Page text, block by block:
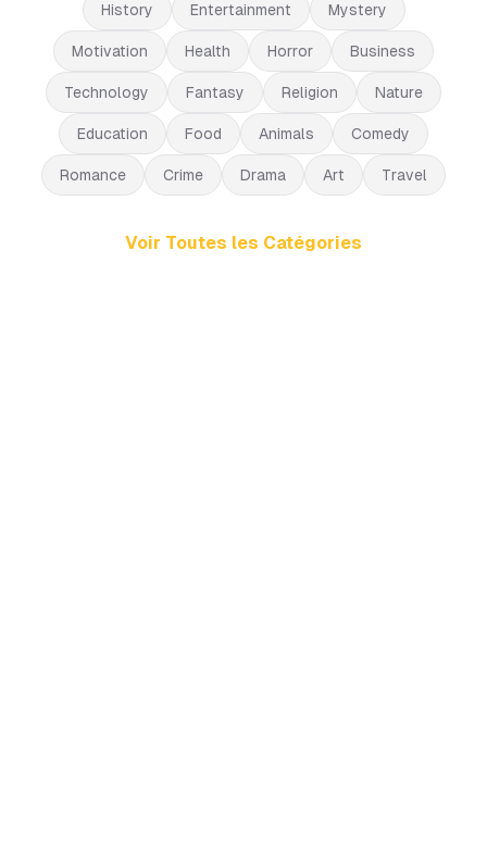
History Entertainment Mystery
Motivation Health Horror Business
Technology Fantasy Religion Nature
Education Food Animals Comedy
Romance Crime Drama Art Travel
Voir Toutes les Catégories